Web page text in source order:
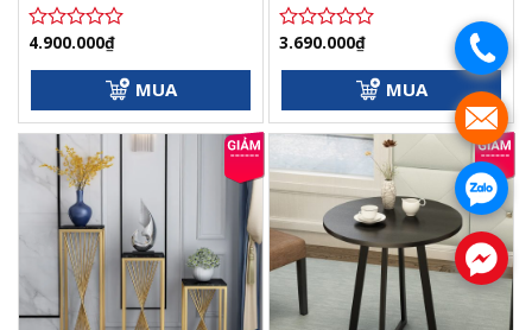
Được
5
sao
4.900.000₫
MUA
Được
5
sao
3.690.000₫
MUA
.
.
.
.